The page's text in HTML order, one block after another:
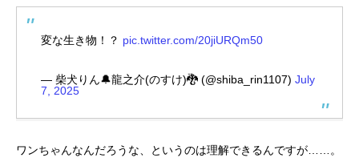
変な生き物！？ pic.twitter.com/20jiURQm50
— 柴犬りん🔔龍之介(のすけ)🐉 (@shiba_rin1107) July
7, 2025
ワンちゃんなんだろうな、というのは理解できるんですが……。